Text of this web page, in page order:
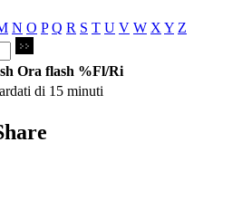
N O P Q R S T U V W X Y Z
Ora flash %Fl/Ri
di 15 minuti